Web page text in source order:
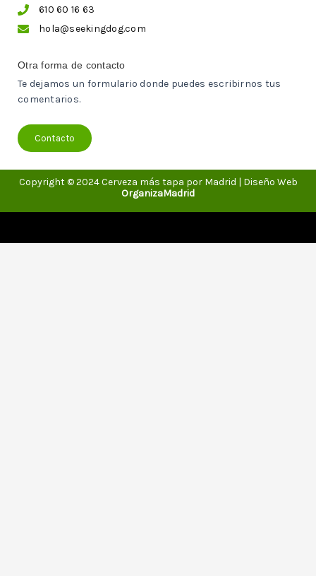
610 60 16 63
hola@seekingdog.com
Otra forma de contacto
Te dejamos un formulario donde puedes escribirnos tus
comentarios.
Contacto
Copyright © 2024 Cerveza más tapa por Madrid | Diseño Web
OrganizaMadrid